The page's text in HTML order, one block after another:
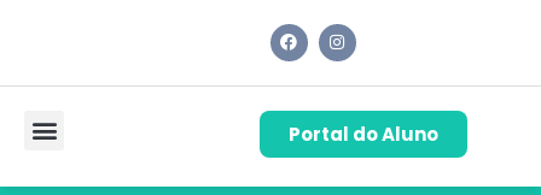
Portal do Aluno